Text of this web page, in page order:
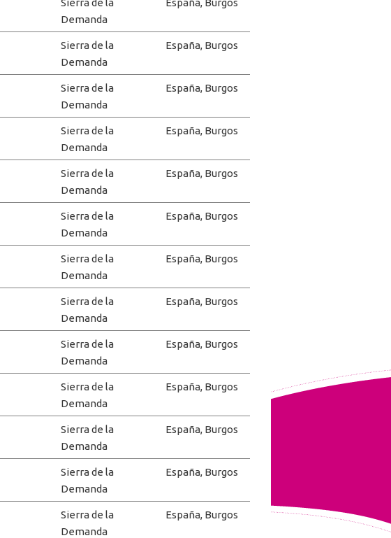
Demanda
Sierra de la
Demanda
España, Burgos
Sierra de la
Demanda
España, Burgos
Sierra de la
Demanda
España, Burgos
Sierra de la
Demanda
España, Burgos
Sierra de la
Demanda
España, Burgos
Sierra de la
Demanda
España, Burgos
Sierra de la
Demanda
España, Burgos
Sierra de la
Demanda
España, Burgos
Sierra de la
Demanda
España, Burgos
Sierra de la
Demanda
España, Burgos
Sierra de la
Demanda
España, Burgos
Sierra de la
Demanda
España, Burgos